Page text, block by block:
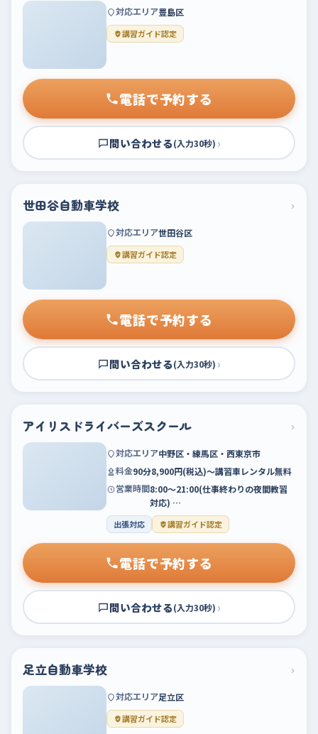
対応エリア豊島区
講習ガイド認定
電話で予約する
問い合わせる(入力30秒) ›
世田谷自動車学校 ›
対応エリア世田谷区
講習ガイド認定
電話で予約する
問い合わせる(入力30秒) ›
アイリスドライバーズスクール ›
対応エリア中野区・練馬区・西東京市
料金90分8,900円(税込)～講習車レンタル無料
営業時間8:00～21:00(仕事終わりの夜間教習
対応) …
出張対応 講習ガイド認定
電話で予約する
問い合わせる(入力30秒) ›
足立自動車学校 ›
対応エリア足立区
講習ガイド認定